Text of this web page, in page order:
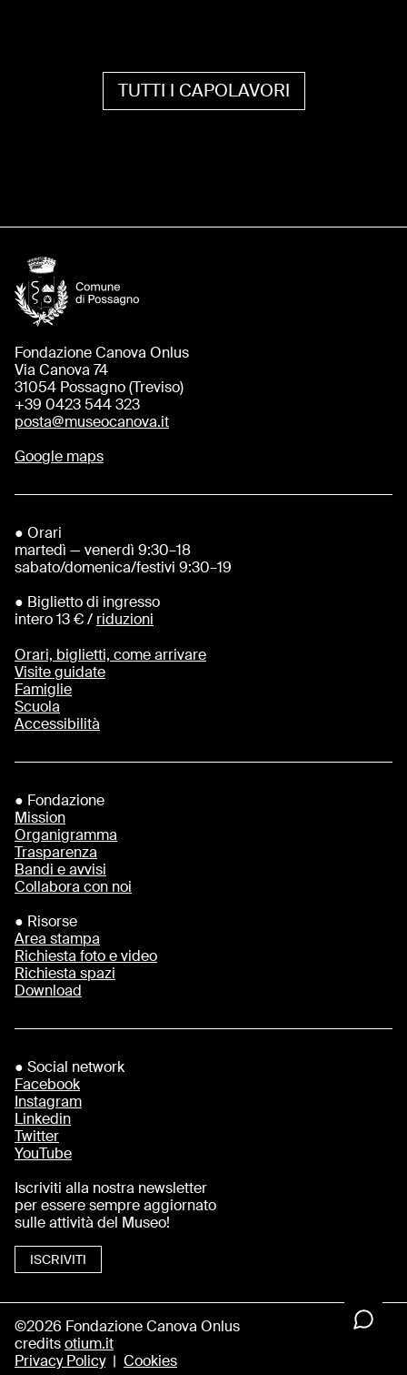
TUTTI I CAPOLAVORI
Fondazione Canova Onlus
Via Canova 74
31054 Possagno (Treviso)
+39 0423 544 323
posta@museocanova.it
Google maps
● Orari
martedì — venerdì 9:30–18
sabato/domenica/festivi 9:30–19
● Biglietto di ingresso
intero 13 € / riduzioni
Orari, biglietti, come arrivare
Visite guidate
Famiglie
Scuola
Accessibilità
● Fondazione
Mission
Organigramma
Trasparenza
Bandi e avvisi
Collabora con noi
● Risorse
Area stampa
Richiesta foto e video
Richiesta spazi
Download
● Social network
Facebook
Instagram
Linkedin
Twitter
YouTube
Iscriviti alla nostra newsletter
per essere sempre aggiornato
sulle attività del Museo!
ISCRIVITI
©2026 Fondazione Canova Onlus
creditsotium.it
Privacy Policy | Cookies